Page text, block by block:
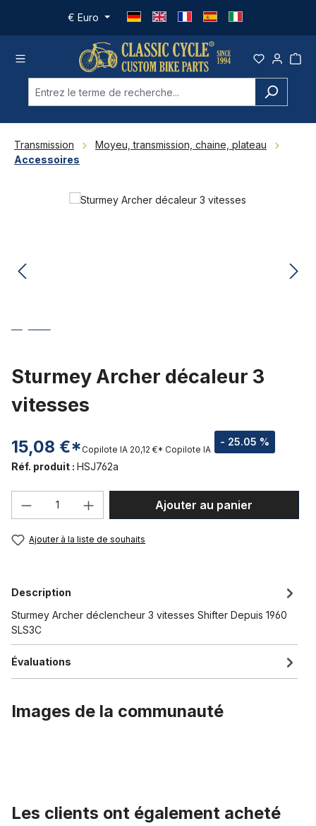
Passer au contenu principal
€ Euro
Transmission
Moyeu, transmission, chaine, plateau
Accessoires
Ignorer la galerie d'images
Sturmey Archer décaleur 3
vitesses
15,08 €* - 25.05 %
Copilote IA 20,12 €* Copilote IA
Réf. produit : HSJ762a
Quantité de produit : Entrez la
Ajouter au panier
Ajouter à la liste de souhaits
Description
Sturmey Archer déclencheur 3 vitesses Shifter Depuis 1960
SLS3C
Évaluations
Images de la communauté
Les clients ont également acheté